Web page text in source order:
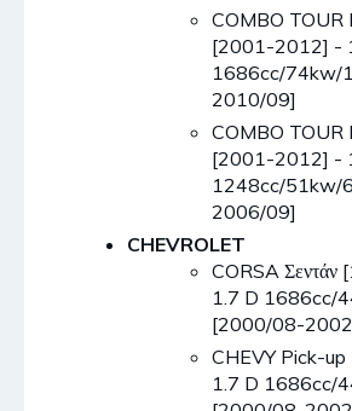
COMBO TOUR
[2001-2012] -
1686cc/74kw/
2010/09]
COMBO TOUR
[2001-2012] -
1248cc/51kw/
2006/09]
CHEVROLET
CORSA
1.7 D 1686cc/
[2000/08-
CHEVY Pick-
1.7 D 1686cc/